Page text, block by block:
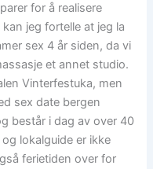
for å realisere
jeg fortelle at jeg la
sex 4 år siden, da vi
et annet studio.
Vinterfestuka, men
sex date bergen
består i dag av over 40
lokalguide er ikke
ferietiden over for